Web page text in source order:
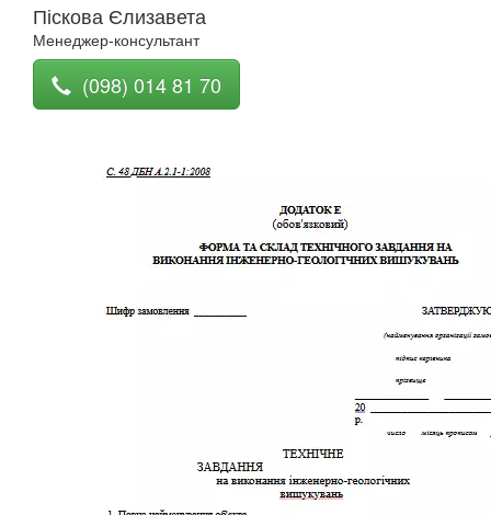
Піскова Єлизавета
Менеджер-консультант
(098) 014 81 70